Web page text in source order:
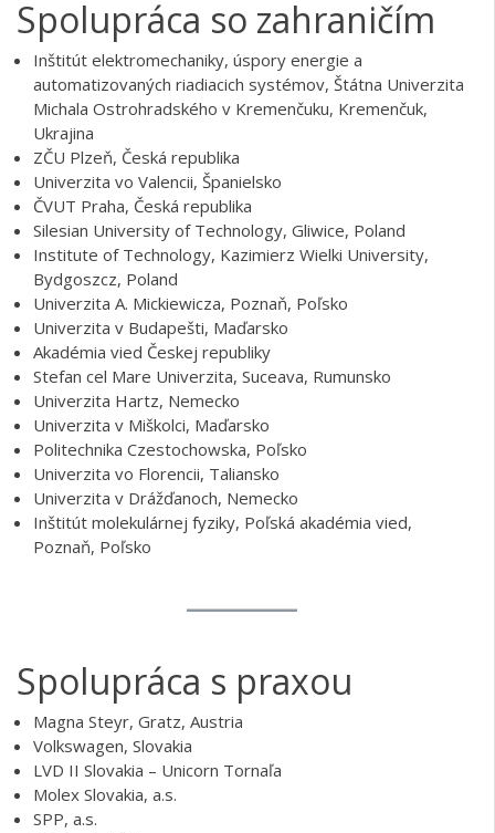
Michala Ostrohradského v Kremenčuku, Kremenčuk,
Ukrajina
ZČU Plzeň, Česká republika
Univerzita vo Valencii, Španielsko
ČVUT Praha, Česká republika
Silesian University of Technology, Gliwice, Poland
Institute of Technology, Kazimierz Wielki University,
Bydgoszcz, Poland
Univerzita A. Mickiewicza, Poznaň, Poľsko
Univerzita v Budapešti, Maďarsko
Akadémia vied Českej republiky
Stefan cel Mare Univerzita, Suceava, Rumunsko
Univerzita Hartz, Nemecko
Univerzita v Miškolci, Maďarsko
Politechnika Czestochowska, Poľsko
Univerzita vo Florencii, Taliansko
Univerzita v Drážďanoch, Nemecko
Inštitút molekulárnej fyziky, Poľská akadémia vied,
Poznaň, Poľsko
LVD II Slovakia – Unicorn Tornaľa
Molex Slovakia, a.s.
SPP, a.s.
US Steel, Košice
Ausys s.r.o.
BSH s.r.o.
Andritz Slovakia s.r.o.